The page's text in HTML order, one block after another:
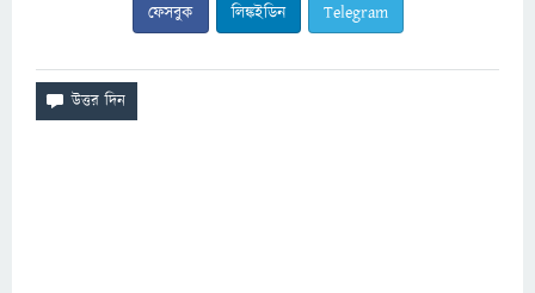
ফেসবুক লিঙ্কইডিন Telegram